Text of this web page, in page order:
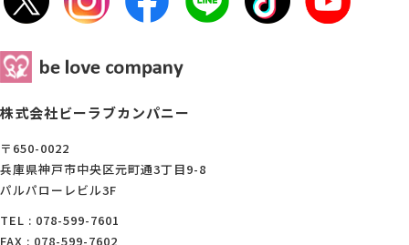
株式会社ビーラブカンパニー
〒650-0022
兵庫県神戸市中央区元町通3丁目9-8
パルパローレビル3F
TEL : 078-599-7601
FAX : 078-599-7602